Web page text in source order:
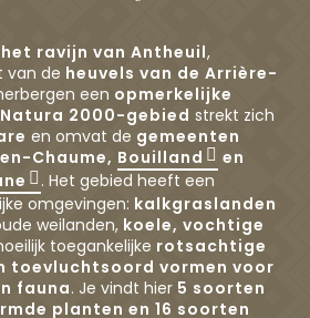
ravijn van Antheuil,
van de heuvels van de Arrière-
een opmerkelijke
Natura 2000-gebied strekt zich
en omvat de gemeenten
Chaume, Bouilland
en
. Het gebied heeft een
omgevingen: kalkgraslanden
weilanden, koele, vochtige
toegankelijke rotsachtige
toevluchtsoord vormen voor
fauna. Je vindt hier 5 soorten
planten en 16 soorten